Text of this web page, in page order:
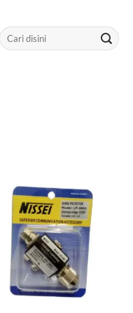
Search
for: